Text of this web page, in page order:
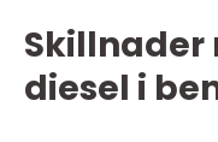
diesel i